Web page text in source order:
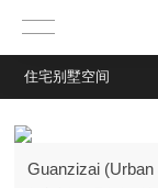
住宅别墅空间